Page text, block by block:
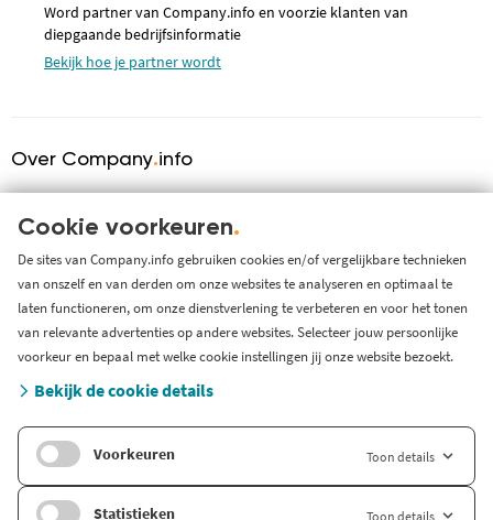
Word partner van Company.info en voorzie klanten van
diepgaande bedrijfsinformatie
Bekijk hoe je partner wordt
Over Company.info
Over ons
KVK serviceprovider
Werken bij Company.info
Blog
Support
Systeem status en storingen
Zoek branche-informatie
Internationaal
Company.info Deutschland
Cookie voorkeuren.
De sites van Company.info gebruiken cookies en/of vergelijkbare technieken
van onszelf en van derden om onze websites te analyseren en optimaal te
laten functioneren, om onze dienstverlening te verbeteren en voor het tonen
van relevante advertenties op andere websites. Selecteer jouw persoonlijke
voorkeur en bepaal met welke cookie instellingen jij onze website bezoekt.
Bekijk de cookie details
Voorkeuren Toon details
Statistieken Toon details